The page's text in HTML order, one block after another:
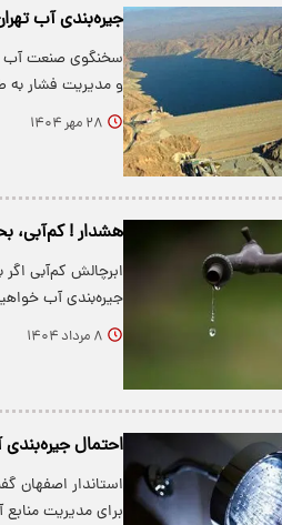
جیره‌بندی آب
سخنگوی صنعت آب
و مدیریت فشار
۲۸ مهر ۱۴۰۴
هشدار ! کم‌آبی،
ابرچالش کم‌آبی
جیره‌بندی آب
۸ مرداد ۱۴۰۴
احتمال
استاندار اصفهان
برای مدیریت